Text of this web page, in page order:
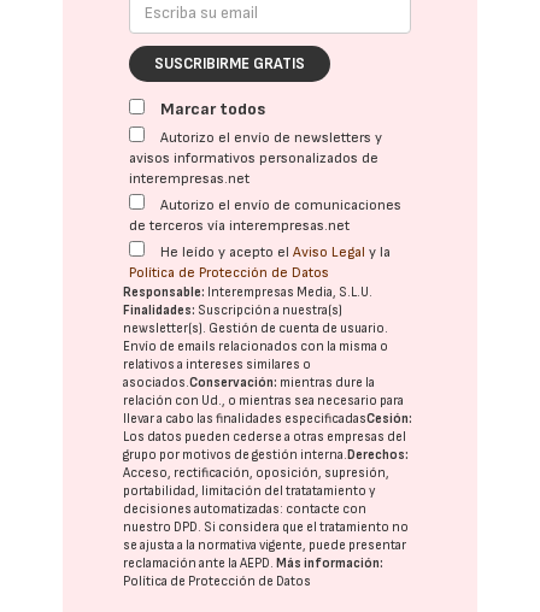
SUSCRIBIRME GRATIS
Marcar todos
Autorizo el envío de newsletters y
avisos informativos personalizados de
interempresas.net
Autorizo el envío de comunicaciones
de terceros vía interempresas.net
He leído y acepto elAviso Legal y la
Política de Protección de Datos
Responsable: Interempresas Media, S.L.U.
Finalidades: Suscripción a nuestra(s)
newsletter(s). Gestión de cuenta de usuario.
Envío de emails relacionados con la misma o
relativos a intereses similares o
asociados.Conservación: mientras dure la
relación con Ud., o mientras sea necesario para
llevar a cabo las finalidades especificadasCesión:
Los datos pueden cederse a otras empresas del
grupo por motivos de gestión interna.Derechos:
Acceso, rectificación, oposición, supresión,
portabilidad, limitación del tratatamiento y
decisiones automatizadas: contacte con
nuestro DPD. Si considera que el tratamiento no
se ajusta a la normativa vigente, puede presentar
reclamación ante laAEPD.Más información:
Política de Protección de Datos